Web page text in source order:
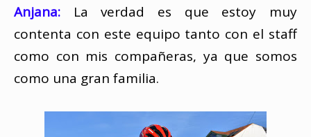
Anjana: La verdad es que estoy muy
contenta con este equipo tanto con el staff
como con mis compañeras, ya que somos
como una gran familia.